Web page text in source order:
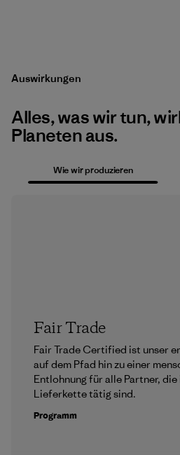
Auswirkungen
Alles, was wir tun,
Planeten aus.
Wie wir produzieren
Fair Trade
Fair Trade Certified ist unser
auf dem Pfad hin zu einer
Entlohnung für alle Partner, die
Lieferkette tätig sind.
Programm